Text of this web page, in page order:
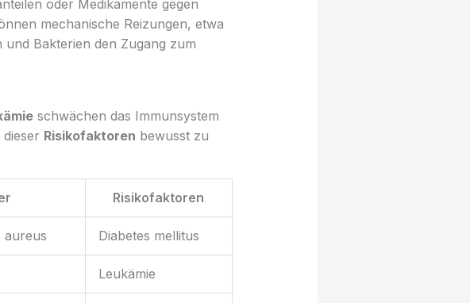
oder Medikamente gegen
mechanische Reizungen, etwa
Bakterien den Zugang zum
schwächen das Immunsystem
Risikofaktoren bewusst zu
Risikofaktoren
aureus Diabetes mellitus
Leukämie